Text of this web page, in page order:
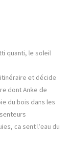
quanti, le soleil
et décide
dont Anke de
du bois dans les
ca sent l’eau du